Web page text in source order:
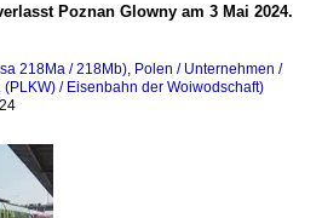
Poznan Glowny am 3 Mai 2024.
218Ma / 218Mb) Polen / Unternehmen /
/ Eisenbahn der Woiwodschaft)